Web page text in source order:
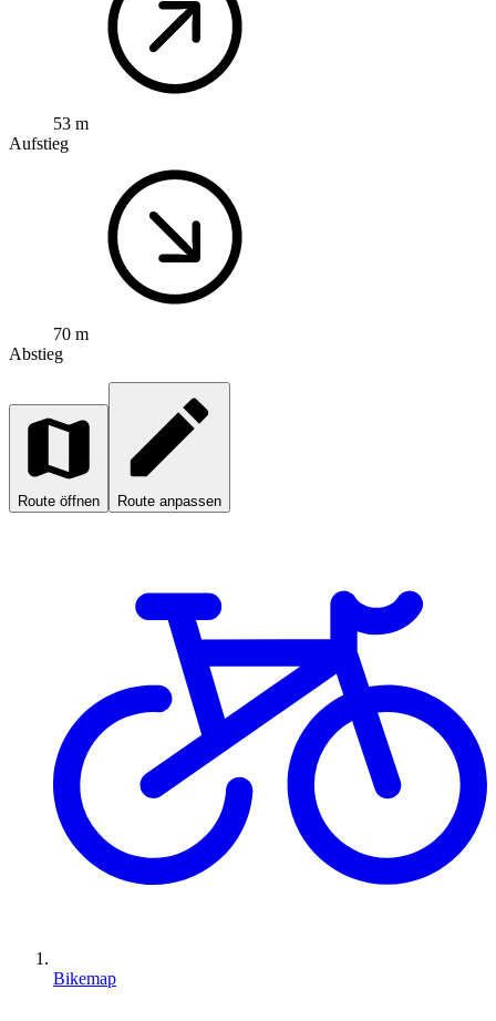
53 m
Aufstieg
70 m
Abstieg
Route öffnen Route anpassen
Bikemap